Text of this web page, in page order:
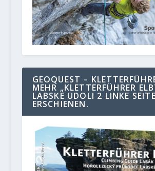
GEOQUEST –
MEHR „KLETTERFÜHRER
LABSKE UDOLI 2 LINKE
ERSCHIENEN.